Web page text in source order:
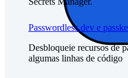
Passwordless.dev e
Desbloqueie recursos de
algumas linhas de código